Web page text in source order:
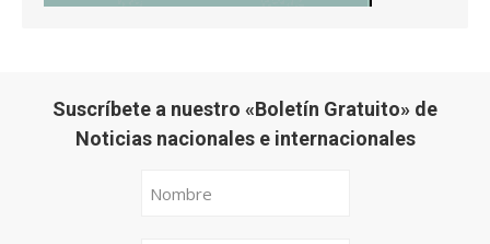
Suscríbete a nuestro «Boletín Gratuito» de
Noticias nacionales e internacionales